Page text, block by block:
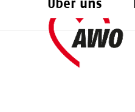
Über uns